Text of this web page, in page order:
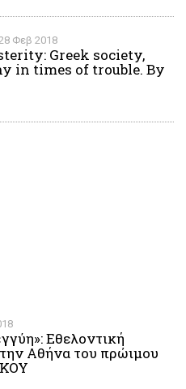
Φεβ 2018
Greek society,
in times of trouble. By
Εθελοντική
Αθήνα του πρώιμου